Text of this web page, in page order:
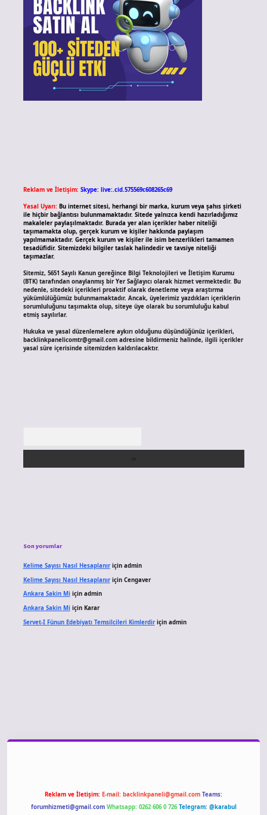
Reklam ve İletişim: Skype: live:.cid.575569c608265c69
Yasal Uyarı: Bu internet sitesi, herhangi bir marka, kurum veya şahıs şirketi
ile hiçbir bağlantısı bulunmamaktadır. Sitede yalnızca kendi hazırladığımız
makaleler paylaşılmaktadır. Burada yer alan içerikler haber niteliği
taşımamakta olup, gerçek kurum ve kişiler hakkında paylaşım
yapılmamaktadır. Gerçek kurum ve kişiler ile isim benzerlikleri tamamen
tesadüfidir. Sitemizdeki bilgiler taslak halindedir ve tavsiye niteliği
taşımazlar.
Sitemiz, 5651 Sayılı Kanun gereğince Bilgi Teknolojileri ve İletişim Kurumu
(BTK) tarafından onaylanmış bir Yer Sağlayıcı olarak hizmet vermektedir. Bu
nedenle, sitedeki içerikleri proaktif olarak denetleme veya araştırma
yükümlülüğümüz bulunmamaktadır. Ancak, üyelerimiz yazdıkları içeriklerin
sorumluluğunu taşımakta olup, siteye üye olarak bu sorumluluğu kabul
etmiş sayılırlar.
Hukuka ve yasal düzenlemelere aykırı olduğunu düşündüğünüz içerikleri,
backlinkpanelicomtr@gmail.comadresine bildirmeniz halinde, ilgili içerikler
yasal süre içerisinde sitemizden kaldırılacaktır.
Son yorumlar
Kelime Sayısı Nasıl Hesaplanıriçin admin
Kelime Sayısı Nasıl Hesaplanıriçin Cengaver
Ankara Sakin Miiçin admin
Ankara Sakin Miiçin Karar
Servet-I Fünun Edebiyatı Temsilcileri Kimlerdiriçin admin
Reklam ve İletişim: E-mail: backlinkpaneli@gmail.com Teams:
forumhizmeti@gmail.com Whatsapp: 0262 606 0 726 Telegram: @karabul